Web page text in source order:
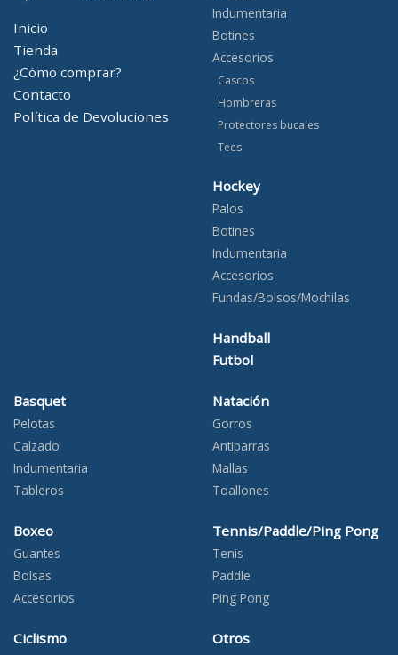
Inicio
Tienda
¿Cómo comprar?
Contacto
Política de Devoluciones
Indumentaria
Botines
Accesorios
Cascos
Hombreras
Protectores bucales
Tees
Hockey
Palos
Botines
Indumentaria
Accesorios
Fundas/Bolsos/Mochilas
Handball
Futbol
Basquet
Pelotas
Calzado
Indumentaria
Tableros
Boxeo
Guantes
Bolsas
Accesorios
Ciclismo
Natación
Gorros
Antiparras
Mallas
Toallones
Tennis/Paddle/Ping Pong
Tenis
Paddle
Ping Pong
Otros